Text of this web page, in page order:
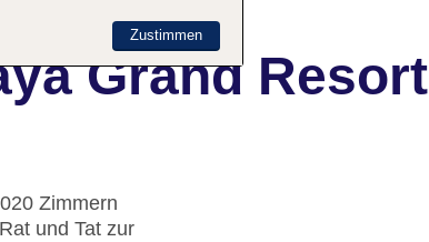
Grand Resort
Zimmern
und Tat zur
Zustimmen